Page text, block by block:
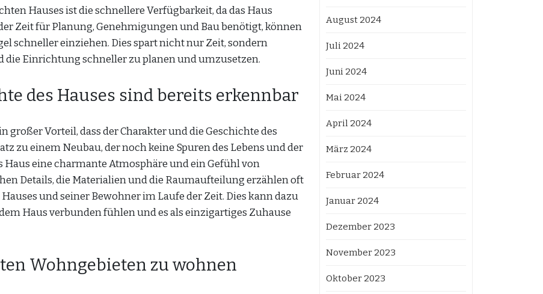
Hauses ist die schnellere Verfügbarkeit, da das Haus
Zeit für Planung, Genehmigungen und Bau benötigt, können
schneller einziehen. Dies spart nicht nur Zeit, sondern
die Einrichtung schneller zu planen und umzusetzen.
des Hauses sind bereits erkennbar
großer Vorteil, dass der Charakter und die Geschichte des
zu einem Neubau, der noch keine Spuren des Lebens und der
eine charmante Atmosphäre und ein Gefühl von
Details, die Materialien und die Raumaufteilung erzählen oft
und seiner Bewohner im Laufe der Zeit. Dies kann dazu
Haus verbunden fühlen und es als einzigartiges Zuhause
Wohngebieten zu wohnen
August 2024
Juli 2024
Juni 2024
Mai 2024
April 2024
März 2024
Februar 2024
Januar 2024
Dezember 2023
November 2023
Oktober 2023